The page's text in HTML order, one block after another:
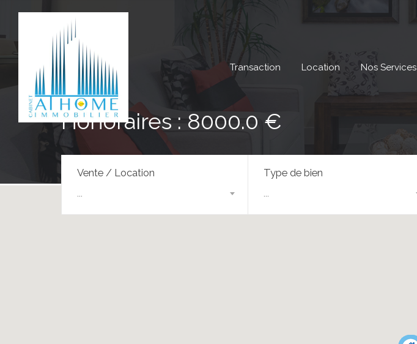
Transaction Location Nos Services
Honoraires : 8000.0 €
Vente / Location Type de bien